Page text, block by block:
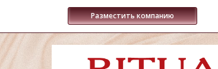
Разместить компанию